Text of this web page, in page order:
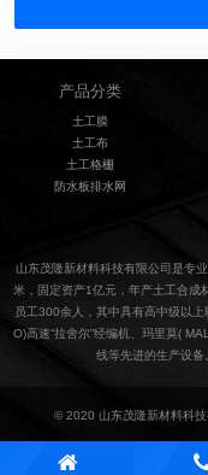
产品分类
土工膜
土工布
土工格栅
防水板排水网
山东茂隆新材料科技有限公司是专
米，固定资产1亿元，年产土工合成
员工300余人，其中具有高中级以
O)高速“拉舍尔”经编机、玛里莫(
线等先进的生产设
© 2020 山东茂隆新材料科